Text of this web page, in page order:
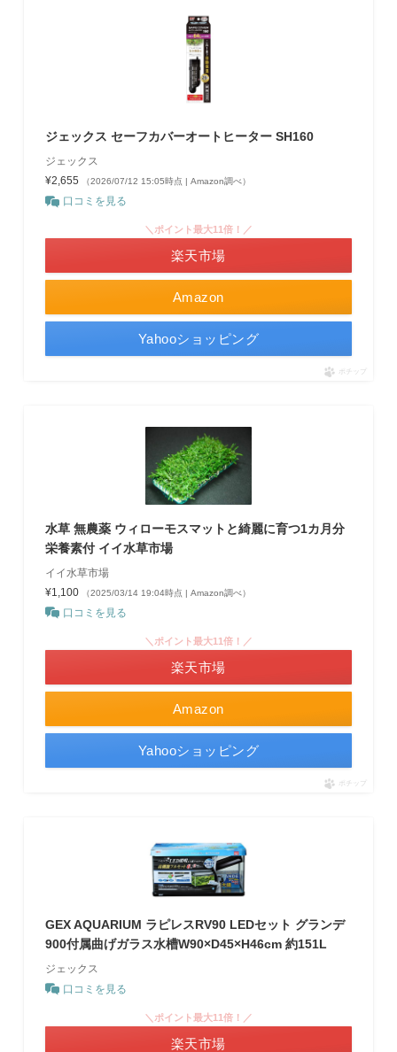
ジェックス セーフカバーオートヒーター SH160
ジェックス
¥2,655
（2026/07/12 15:05時点 | Amazon調べ）
口コミを見る
Amazon
＼ポイント最大11倍！／
楽天市場
Yahooショッピング
ポチップ
水草 無農薬 ウィローモスマットと綺麗に育つ1カ月分
栄養素付 イイ水草市場
イイ水草市場
¥1,100
（2025/03/14 19:04時点 | Amazon調べ）
口コミを見る
Amazon
＼ポイント最大11倍！／
楽天市場
Yahooショッピング
ポチップ
GEX AQUARIUM ラピレスRV90 LEDセット グランデ
900付属曲げガラス水槽W90×D45×H46cm 約151L
ジェックス
口コミを見る
＼ポイント最大11倍！／
楽天市場